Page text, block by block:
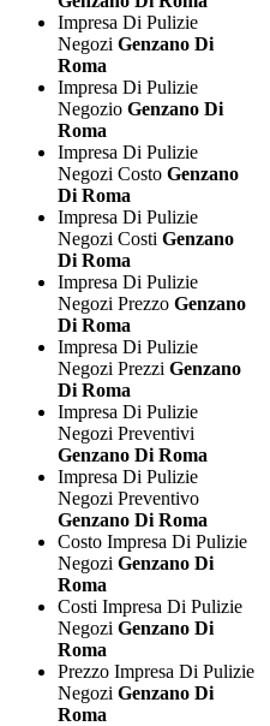
Impresa Di Pulizie
Negozi Genzano Di
Roma
Impresa Di Pulizie
Negozio Genzano Di
Roma
Impresa Di Pulizie
Negozi Costo Genzano
Di Roma
Impresa Di Pulizie
Negozi Costi Genzano
Di Roma
Impresa Di Pulizie
Negozi Prezzo Genzano
Di Roma
Impresa Di Pulizie
Negozi Prezzi Genzano
Di Roma
Impresa Di Pulizie
Negozi Preventivi
Genzano Di Roma
Impresa Di Pulizie
Negozi Preventivo
Genzano Di Roma
Costo Impresa Di Pulizie
Negozi Genzano Di
Roma
Costi Impresa Di Pulizie
Negozi Genzano Di
Roma
Prezzo Impresa Di Pulizie
Negozi Genzano Di
Roma